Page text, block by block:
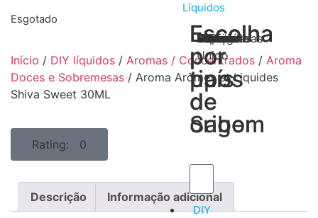
Líquidos
Escolha
por
tipos
de
Sabor
Tabaco
Frutas
Bebidas
Frescos
Sobremesas
Escolha
por
país
de
origem
Portugal
Alemanha
USA
Reino
Unido
Canadá
França
Malásia
Filipinas
Espanha
Polónia
Grécia
DIY
Esgotado
Início / DIY líquidos / Aromas / Concentrados / Aroma
Doces e Sobremesas / Aroma Arômes et Liquides
Shiva Sweet 30ML
Rating: 0
Descrição Informação adicional